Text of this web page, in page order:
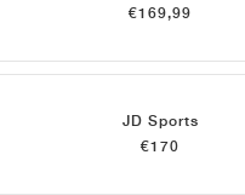
€169,99
JD Sports
€170